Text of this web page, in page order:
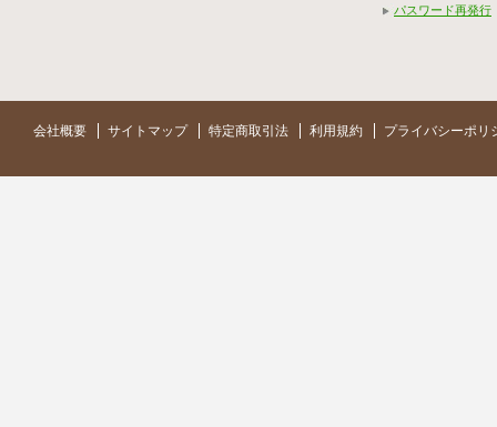
パスワード再発行
会社概要 サイトマップ 特定商取引法 利用規約 プライバシーポリ